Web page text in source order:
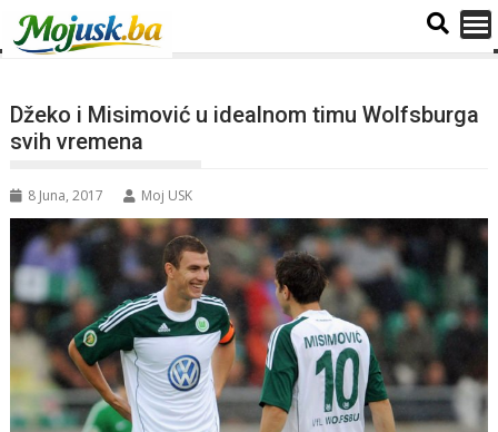
Džeko i Misimović u idealnom timu Wolfsburga
svih vremena
8 Juna, 2017 Moj USK